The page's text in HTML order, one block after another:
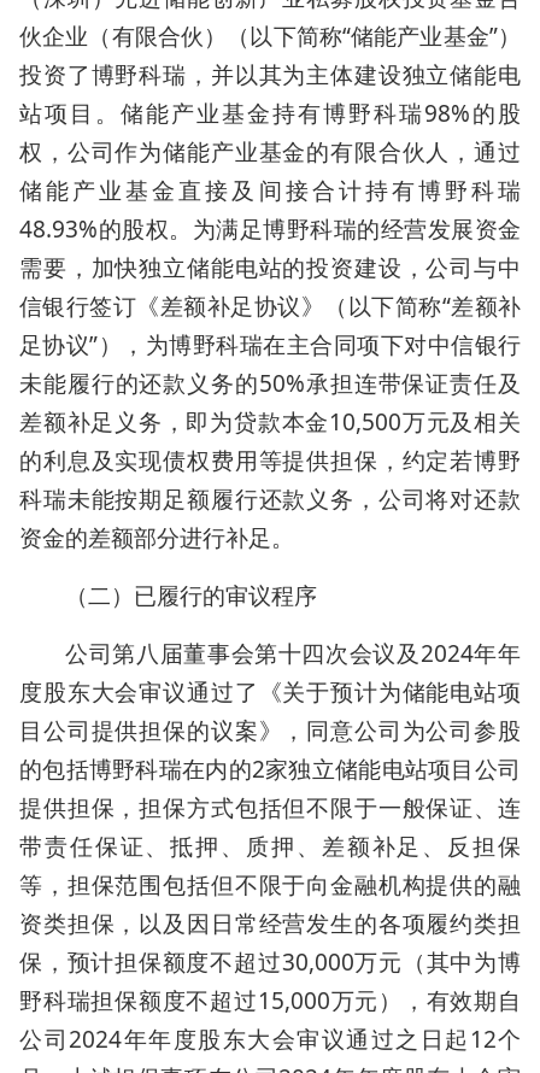
伙企业（有限合伙）（以下简称“储能产业基金”）
投资了博野科瑞，并以其为主体建设独立储能电
站项目。储能产业基金持有博野科瑞98%的股
权，公司作为储能产业基金的有限合伙人，通过
储能产业基金直接及间接合计持有博野科瑞
48.93%的股权。为满足博野科瑞的经营发展资金
需要，加快独立储能电站的投资建设，公司与中
信银行签订《差额补足协议》（以下简称“差额补
足协议”），为博野科瑞在主合同项下对中信银行
未能履行的还款义务的50%承担连带保证责任及
差额补足义务，即为贷款本金10,500万元及相关
的利息及实现债权费用等提供担保，约定若博野
科瑞未能按期足额履行还款义务，公司将对还款
资金的差额部分进行补足。
（二）已履行的审议程序
公司第八届董事会第十四次会议及2024年年
度股东大会审议通过了《关于预计为储能电站项
目公司提供担保的议案》，同意公司为公司参股
的包括博野科瑞在内的2家独立储能电站项目公司
提供担保，担保方式包括但不限于一般保证、连
带责任保证、抵押、质押、差额补足、反担保
等，担保范围包括但不限于向金融机构提供的融
资类担保，以及因日常经营发生的各项履约类担
保，预计担保额度不超过30,000万元（其中为博
野科瑞担保额度不超过15,000万元），有效期自
公司2024年年度股东大会审议通过之日起12个